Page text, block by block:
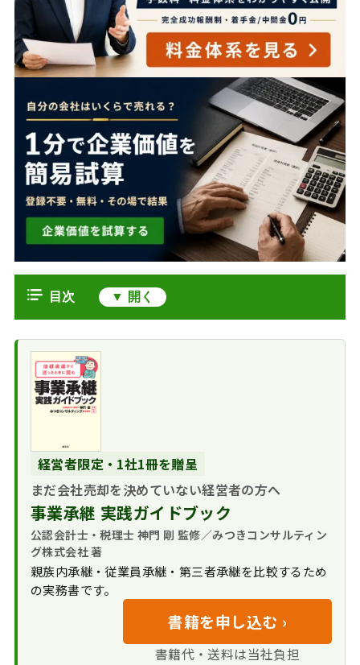
目次
策で生きる
役員退職金と組み
合わせて手取りを設計
する
金庫株（自己株式）とは何か
事業承継で金庫株が役立つ場面
株式の分散を防い
で経営権を守る
遺産分割の調整に
使う
当
課税
相続後3年以内の譲
渡なら特例が使える
も併用できる
金庫株を取得するときの法務上の制
財源規制で買える
額に上限がある
特定の株主から買
きる
自己資本比率と資
金繰りへの影響
会社売却を見据えた金庫株活用の判
断軸
株主整理の3つの手
金庫株を使う前の
確認リスト
株主整理から譲渡
金庫株のM&A活用に関するFAQ
金庫株のM&A活用と資本政策のまと
経営者限定・1社1冊を贈呈
まだ会社売却を決めていない経営者の方へ
事業承継 実践ガイドブック
公認会計士・税理士 神門 剛 監修／みつきコンサルティン
グ株式会社 著
親族内承継・従業員承継・第三者承継を比較するため
の実務書です。
書籍を申し込む ›
書籍代・送料は当社負担